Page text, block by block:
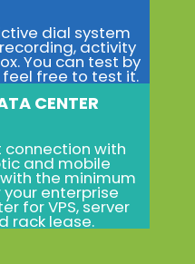
dial system
activity
You can test by
free to test it.
CENTER
with
and mobile
the minimum
enterprise
for VPS, server
rack lease.